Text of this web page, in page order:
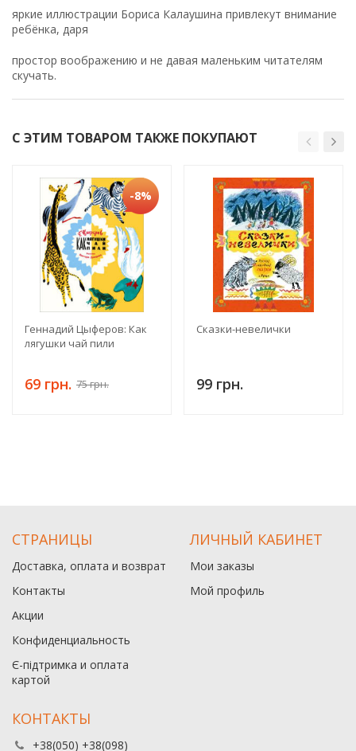
яркие иллюстрации Бориса Калаушина привлекут внимание
ребёнка, даря
простор воображению и не давая маленьким читателям
скучать.
С ЭТИМ ТОВАРОМ ТАКЖЕ ПОКУПАЮТ
-8%
Геннадий Цыферов: Как
лягушки чай пили
69 грн. 75 грн.
Сказки-невелички
99 грн.
СТРАНИЦЫ
Доставка, оплата и возврат
Контакты
Акции
Конфиденциальность
Є-підтримка и оплата
картой
ЛИЧНЫЙ КАБИНЕТ
Мои заказы
Мой профиль
КОНТАКТЫ
+38(050) +38(098)